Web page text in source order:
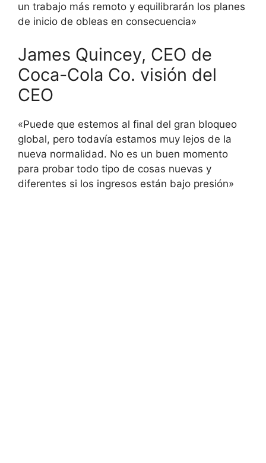
un trabajo más remoto y equilibrarán los planes
de inicio de obleas en consecuencia»
James Quincey, CEO de
Coca-Cola Co. visión del
CEO
«Puede que estemos al final del gran bloqueo
global, pero todavía estamos muy lejos de la
nueva normalidad. No es un buen momento
para probar todo tipo de cosas nuevas y
diferentes si los ingresos están bajo presión»